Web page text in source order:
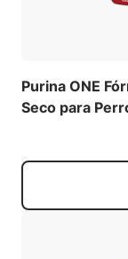
Purina ONE
Seco para